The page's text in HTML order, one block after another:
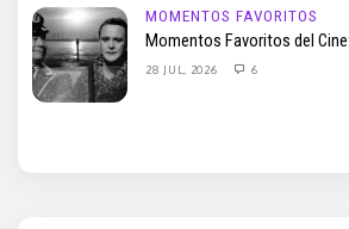
MOMENTOS FAVORITOS
Momentos Favoritos del
28 JUL, 2026 6